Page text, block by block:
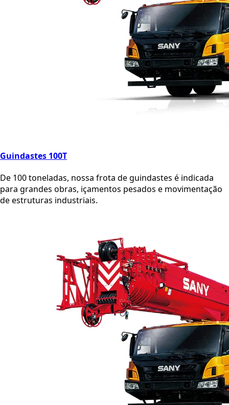
Guindastes 100T
De 100 toneladas, nossa frota de guindastes é indicada
para grandes obras, içamentos pesados e movimentação
de estruturas industriais.